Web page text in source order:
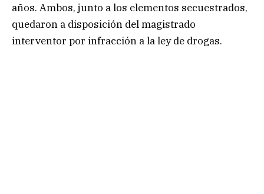
años. Ambos, junto a los elementos secuestrados,
quedaron a disposición del magistrado
interventor por infracción a la ley de drogas.